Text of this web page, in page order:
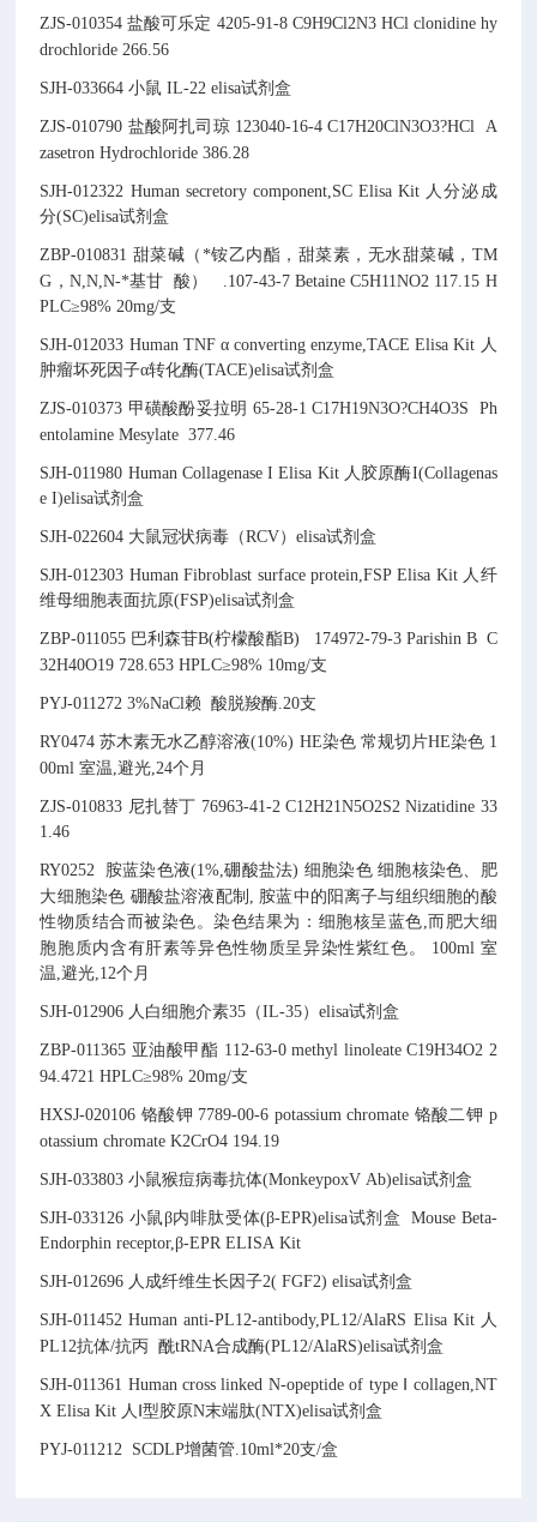
ZJS-010354 盐酸可乐定 4205-91-8 C9H9Cl2N3 HCl clonidine hy
drochloride 266.56
SJH-033664 小鼠 IL-22 elisa试剂盒
ZJS-010790 盐酸阿扎司琼 123040-16-4 C17H20ClN3O3?HCl A
zasetron Hydrochloride 386.28
SJH-012322 Human secretory component,SC Elisa Kit 人分泌成
分(SC)elisa试剂盒
ZBP-010831 甜菜碱（*铵乙内酯，甜菜素，无水甜菜碱，TM
G，N,N,N-*基甘 酸） .107-43-7 Betaine C5H11NO2 117.15 H
PLC≥98% 20mg/支
SJH-012033 Human TNF α converting enzyme,TACE Elisa Kit 人
肿瘤坏死因子α转化酶(TACE)elisa试剂盒
ZJS-010373 甲磺酸酚妥拉明 65-28-1 C17H19N3O?CH4O3S
Ph
entolamine Mesylate 377.46
SJH-011980 Human Collagenase I Elisa Kit 人胶原酶I(Collagenas
e I)elisa试剂盒
SJH-022604 大鼠冠状病毒（RCV）elisa试剂盒
SJH-012303 Human Fibroblast surface protein,FSP Elisa Kit 人纤
维母细胞表面抗原(FSP)elisa试剂盒
ZBP-011055 巴利森苷B(柠檬酸酯B) 174972-79-3 Parishin B C
32H40O19 728.653 HPLC≥98% 10mg/支
PYJ-011272 3%NaCl赖 酸脱羧酶.20支
RY0474 苏木素无水乙醇溶液(10%) HE染色 常规切片HE染色 1
00ml 室温,避光,24个月
ZJS-010833 尼扎替丁 76963-41-2 C12H21N5O2S2 Nizatidine 33
1.46
RY0252 胺蓝染色液(1%,硼酸盐法) 细胞染色 细胞核染色、肥
大细胞染色 硼酸盐溶液配制, 胺蓝中的阳离子与组织细胞的酸
性物质结合而被染色。染色结果为：细胞核呈蓝色,而肥大细
胞胞质内含有肝素等异色性物质呈异染性紫红色。
100ml 室
温,避光,12个月
SJH-012906 人白细胞介素35（IL-35）elisa试剂盒
ZBP-011365 亚油酸甲酯 112-63-0 methyl linoleate C19H34O2 2
94.4721 HPLC≥98% 20mg/支
HXSJ-020106 铬酸钾 7789-00-6 potassium chromate 铬酸二钾 p
otassium chromate K2CrO4 194.19
SJH-033803 小鼠猴痘病毒抗体(MonkeypoxV Ab)elisa试剂盒
SJH-033126 小鼠β内啡肽受体(β-EPR)elisa试剂盒
Mouse Beta-
Endorphin receptor,β-EPR ELISA Kit
SJH-012696 人成纤维生长因子2( FGF2) elisa试剂盒
SJH-011452 Human anti-PL12-antibody,PL12/AlaRS Elisa Kit 人
PL12抗体/抗丙
酰tRNA合成酶(PL12/AlaRS)elisa试剂盒
SJH-011361 Human cross linked N-opeptide of type Ⅰ collagen,NT
X Elisa Kit 人Ⅰ型胶原N末端肽(NTX)elisa试剂盒
PYJ-011212 SCDLP增菌管.10ml*20支/盒